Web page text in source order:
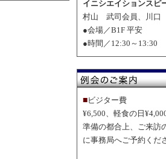
イニシエイションスピ
村山 武司会員、川口
●会場／B1F 平安
●時間／12:30～13:30
■ビジター費
¥6,500、軽食の日
準備の都合上、ご来訪
に事務局へご予約くだ